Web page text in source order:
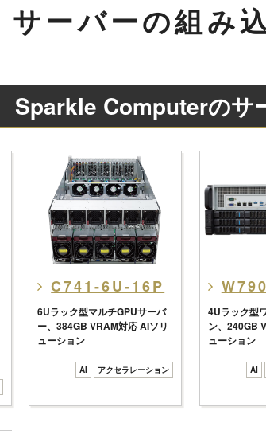
サーバーの組み
Sparkle Computerのサ
C741-6U-16P
6Uラック型マルチGPUサーバ
ー、384GB VRAM対応 AIソリ
ューション
AI アクセラレーション
4Uラック型
ン、240GB
ューション
AI